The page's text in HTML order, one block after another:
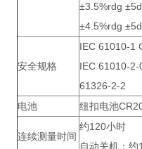
±3.5%rdg
±4.5%rdg
安全规格
IEC 61010-1
IEC 61010-
61326-2-2
电池
纽扣电池
连续测量时间
约120小时
自动关机：